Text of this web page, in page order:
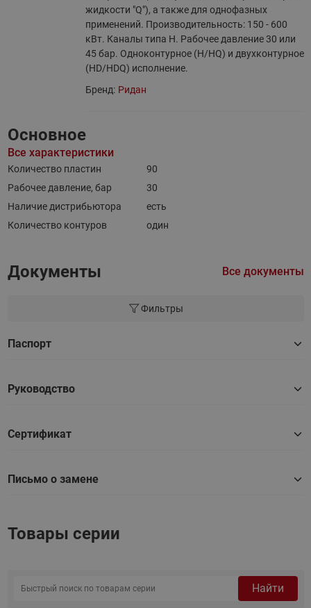
жидкости "Q"), а также для однофазных
применений. Производительность: 150 - 600
кВт. Каналы типа H. Рабочее давление 30 или
45 бар. Одноконтурное (H/HQ) и двухконтурное
(HD/HDQ) исполнение.
Бренд: Ридан
Основное
Все характеристики
Количество пластин
90
Рабочее давление, бар
30
Наличие дистрибьютора
есть
Количество контуров
один
Документы Все документы
Фильтры
Паспорт
Руководство
Сертификат
Письмо о замене
Товары серии
Найти